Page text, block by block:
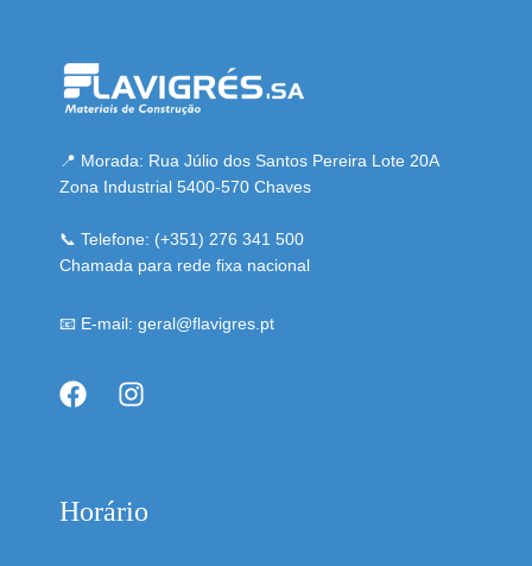
📍 Morada: Rua Júlio dos Santos Pereira Lote 20A
Zona Industrial 5400-570 Chaves
📞 Telefone: (+351) 276 341 500
Chamada para rede fixa nacional
📧 E-mail: geral@flavigres.pt
Horário